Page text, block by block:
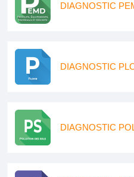
DIAGNOSTIC
DIAGNOSTIC
DIAGNOSTIC